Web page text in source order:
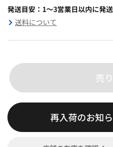
発送目安：1～3営業日以内に発
送料について
売
再入荷のお知